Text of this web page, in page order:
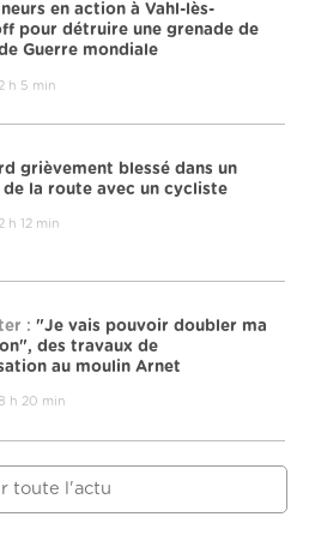
en action à Vahl-lès-
pour détruire une grenade de
Guerre mondiale
h 5 min
grièvement blessé dans un
la route avec un cycliste
h 12 min
: "Je vais pouvoir doubler ma
des travaux de
au moulin Arnet
h 20 min
toute l'actu